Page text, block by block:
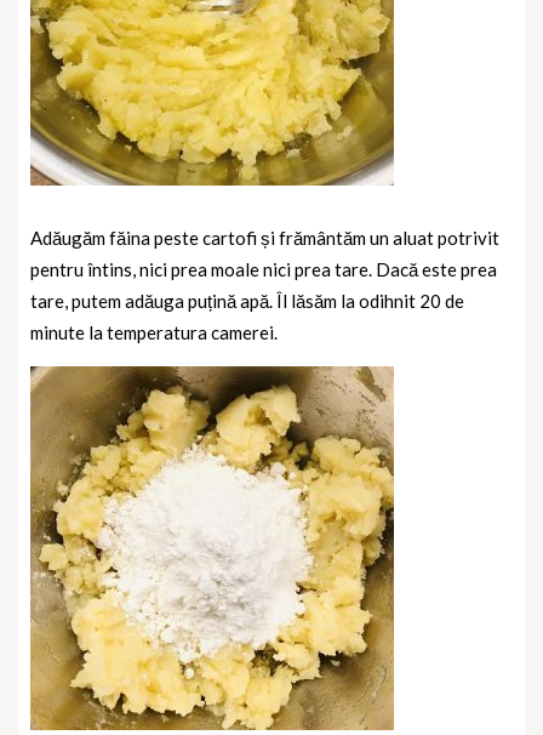
Adăugăm făina peste cartofi și frământăm un aluat potrivit
pentru întins, nici prea moale nici prea tare. Dacă este prea
tare, putem adăuga puțină apă. Îl lăsăm la odihnit 20 de
minute la temperatura camerei.